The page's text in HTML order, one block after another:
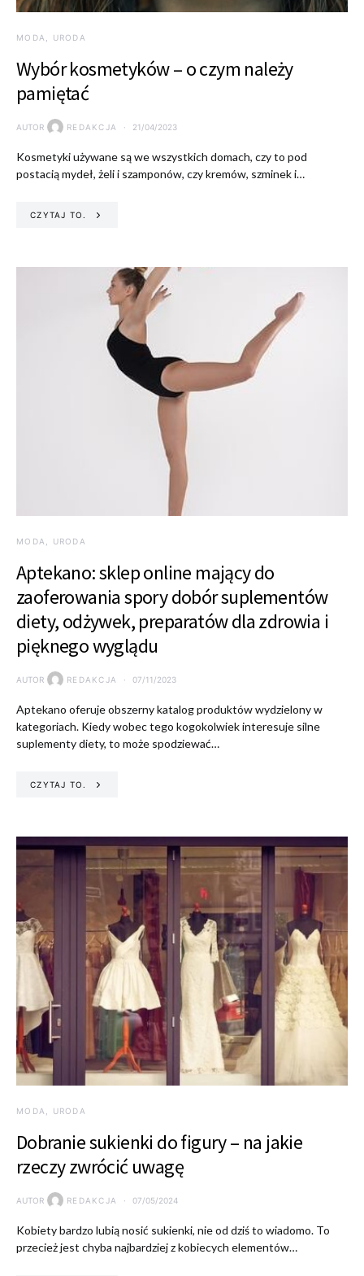
MODA, URODA
Wybór kosmetyków – o czym należy
pamiętać
AUTOR REDAKCJA 21/04/2023
Kosmetyki używane są we wszystkich domach, czy to pod
postacią mydeł, żeli i szamponów, czy kremów, szminek i…
CZYTAJ TO.
MODA, URODA
Aptekano: sklep online mający do
zaoferowania spory dobór suplementów
diety, odżywek, preparatów dla zdrowia i
pięknego wyglądu
AUTOR REDAKCJA 07/11/2023
Aptekano oferuje obszerny katalog produktów wydzielony w
kategoriach. Kiedy wobec tego kogokolwiek interesuje silne
suplementy diety, to może spodziewać…
CZYTAJ TO.
MODA, URODA
Dobranie sukienki do figury – na jakie
rzeczy zwrócić uwagę
AUTOR REDAKCJA 07/05/2024
Kobiety bardzo lubią nosić sukienki, nie od dziś to wiadomo. To
przecież jest chyba najbardziej z kobiecych elementów…